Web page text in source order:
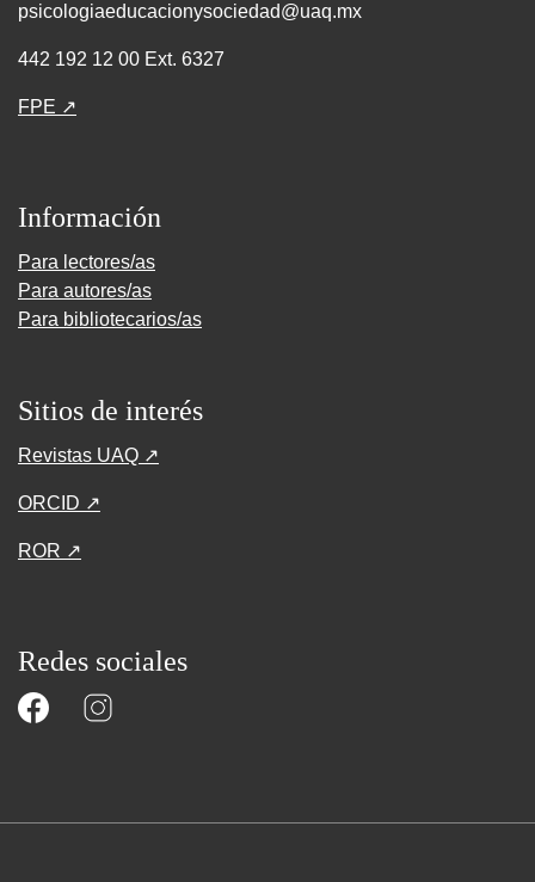
psicologiaeducacionysociedad@uaq.mx
442 192 12 00 Ext. 6327
FPE ↗
Información
Para lectores/as
Para autores/as
Para bibliotecarios/as
Sitios de interés
Revistas UAQ ↗
ORCID ↗
ROR ↗
Redes sociales